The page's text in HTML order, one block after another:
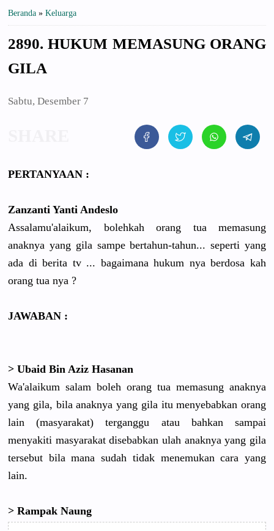
Beranda » Keluarga
2890. HUKUM MEMASUNG ORANG
GILA
Sabtu, Desember 7
PERTANYAAN :
Zanzanti Yanti Andeslo
Assalamu'alaikum, bolehkah orang tua memasung
anaknya yang gila sampe bertahun-tahun... seperti yang
ada di berita tv ... bagaimana hukum nya berdosa kah
orang tua nya ?
JAWABAN :
> Ubaid Bin Aziz Hasanan
Wa'alaikum salam boleh orang tua memasung anaknya
yang gila, bila anaknya yang gila itu menyebabkan orang
lain (masyarakat) terganggu atau bahkan sampai
menyakiti masyarakat disebabkan ulah anaknya yang gila
tersebut bila mana sudah tidak menemukan cara yang
lain.
> Rampak Naung